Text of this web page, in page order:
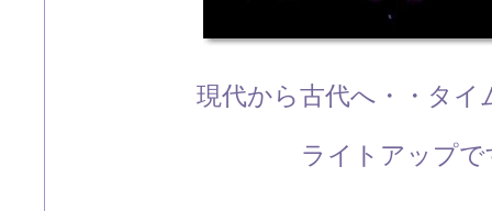
現代から古代へ・・タイ
ライトアップで